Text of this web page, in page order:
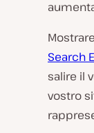
Search
salire il
vostro